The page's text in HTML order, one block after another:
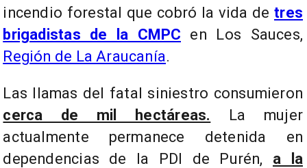
incendio forestal que cobró la vida detres
brigadistas de la CMPC en Los Sauces,
Región de La Araucanía.
Las llamas del fatal siniestro consumieron
cerca de mil hectáreas. La mujer
actualmente permanece detenida en
dependencias de la PDI de Purén, a la